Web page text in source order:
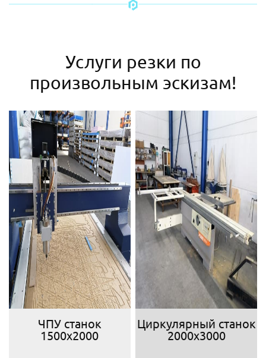
Услуги резки по
произвольным эскизам!
ЧПУ станок
1500х2000
Циркулярный станок
2000х3000